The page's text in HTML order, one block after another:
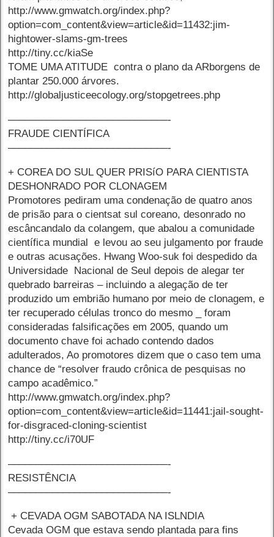
http://www.gmwatch.org/index.php?
option=com_content&view=article&id=11432:jim-
hightower-slams-gm-trees
http://tiny.cc/kiaSe
TOME UMA ATITUDE contra o plano da ARborgens de
plantar 250.000 árvores.
http://globaljusticeecology.org/stopgetrees.php
–––––––––––––––––––––––––––––-
FRAUDE CIENTÍFICA
–––––––––––––––––––––––––––––-
+ COREA DO SUL QUER PRISíO PARA CIENTISTA
DESHONRADO POR CLONAGEM
Promotores pediram uma condenação de quatro anos
de prisão para o cientsat sul coreano, desonrado no
escâncandalo da colangem, que abalou a comunidade
científica mundial e levou ao seu julgamento por fraude
e outras acusações. Hwang Woo-suk foi despedido da
Universidade Nacional de Seul depois de alegar ter
quebrado barreiras – incluindo a alegação de ter
produzido um embrião humano por meio de clonagem, e
ter recuperado células tronco do mesmo _ foram
consideradas falsificações em 2005, quando um
documento chave foi achado contendo dados
adulterados, Ao promotores dizem que o caso tem uma
chance de “resolver fraudo crônica de pesquisas no
campo acadêmico.”
http://www.gmwatch.org/index.php?
option=com_content&view=article&id=11441:jail-sought-
for-disgraced-cloning-scientist
http://tiny.cc/i70UF
–––––––––––––––––––––––––––––-
RESISTÊNCIA
–––––––––––––––––––––––––––––-
+ CEVADA OGM SABOTADA NA ISLNDIA
Cevada OGM que estava sendo plantada para fins